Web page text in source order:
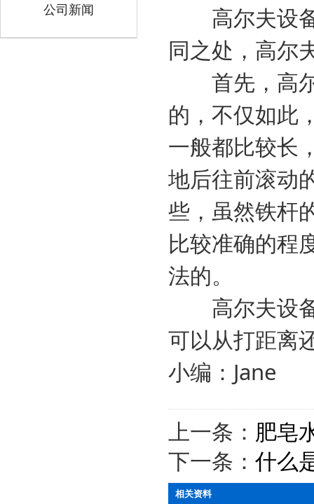
公司新闻
高尔夫设备
同之处，高尔
首先，高尔
的，不仅如此
一般都比较长
地后往前滚动
些，虽然铁杆
比较准确的程
法的。
高尔夫设备
可以从打距离
小编：Jane
上一条： 肥皂
下一条： 什么
相关资料